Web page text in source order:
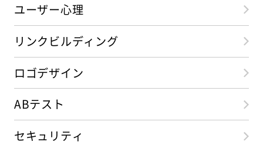
ユーザー心理
リンクビルディング
ロゴデザイン
ABテスト
セキュリティ